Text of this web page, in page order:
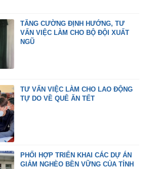
TĂNG CƯỜNG ĐỊNH HƯỚNG, TƯ
VẤN VIỆC LÀM CHO BỘ ĐỘI XUẤT
NGŨ
TƯ VẤN VIỆC LÀM CHO LAO ĐỘNG
TỰ DO VỀ QUÊ ĂN TẾT
PHỐI HỢP TRIỂN KHAI CÁC DỰ ÁN
GIẢM NGHÈO BỀN VỮNG CỦA TỈNH